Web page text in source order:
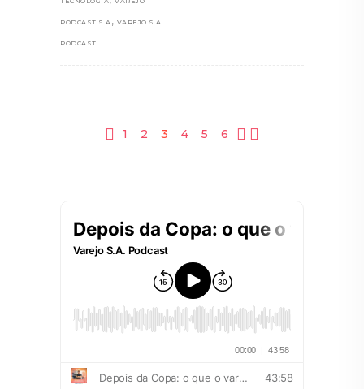
PODCAST S.A , VAREJO S.A.
PODCAST
1 2 3 4 5 6